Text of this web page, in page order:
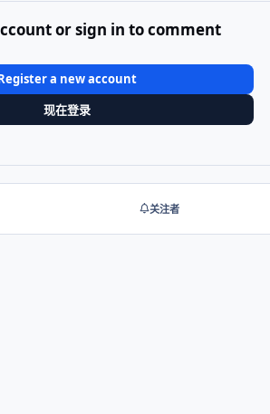
or sign in to comment
a new account
现在登录
关注者